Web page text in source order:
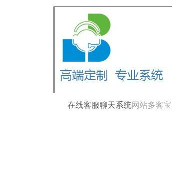
在线客服聊天系统网站多客